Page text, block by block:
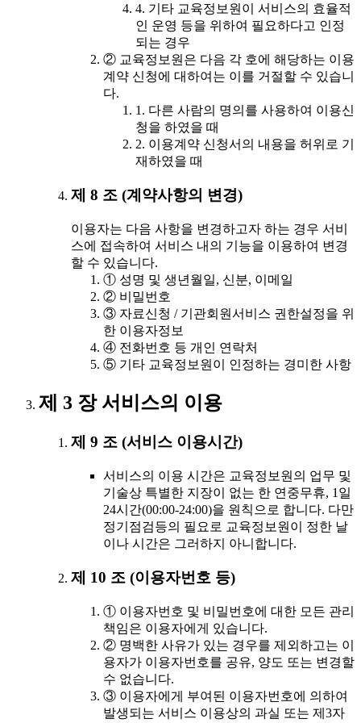
4. 기타 교육정보원이 서비스의 효율적
인 운영 등을 위하여 필요하다고 인정
되는 경우
② 교육정보원은 다음 각 호에 해당하는 이용
계약 신청에 대하여는 이를 거절할 수 있습니
다.
1. 다른 사람의 명의를 사용하여 이용신
청을 하였을 때
2. 이용계약 신청서의 내용을 허위로 기
재하였을 때
제 8 조 (계약사항의 변경)
이용자는 다음 사항을 변경하고자 하는 경우 서비
스에 접속하여 서비스 내의 기능을 이용하여 변경
할 수 있습니다.
① 성명 및 생년월일, 신분, 이메일
② 비밀번호
③ 자료신청 / 기관회원서비스 권한설정을 위
한 이용자정보
④ 전화번호 등 개인 연락처
⑤ 기타 교육정보원이 인정하는 경미한 사항
제 3 장 서비스의 이용
제 9 조 (서비스 이용시간)
서비스의 이용 시간은 교육정보원의 업무 및
기술상 특별한 지장이 없는 한 연중무휴, 1일
24시간(00:00-24:00)을 원칙으로 합니다. 다만
정기점검등의 필요로 교육정보원이 정한 날
이나 시간은 그러하지 아니합니다.
제 10 조 (이용자번호 등)
① 이용자번호 및 비밀번호에 대한 모든 관리
책임은 이용자에게 있습니다.
② 명백한 사유가 있는 경우를 제외하고는 이
용자가 이용자번호를 공유, 양도 또는 변경할
수 없습니다.
③ 이용자에게 부여된 이용자번호에 의하여
발생되는 서비스 이용상의 과실 또는 제3자